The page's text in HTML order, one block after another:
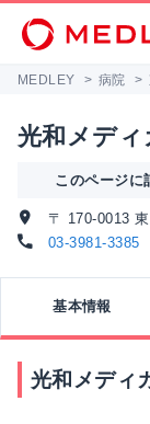
MEDLEY > 病院 >
光和メデ
このページに
〒 170-0013
03-3981-3385
基本情報
光和メディ